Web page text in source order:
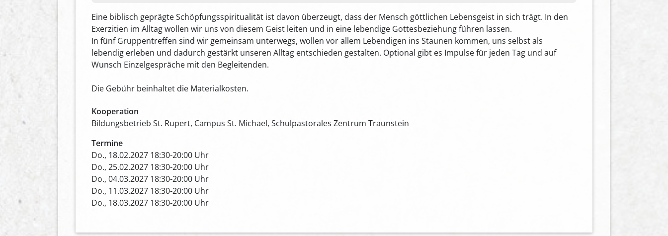
Eine biblisch geprägte Schöpfungsspiritualität ist davon überzeugt, dass der Mensch göttlichen Lebensgeist in sich trägt. In den
Exerzitien im Alltag wollen wir uns von diesem Geist leiten und in eine lebendige Gottesbeziehung führen lassen.
In fünf Gruppentreffen sind wir gemeinsam unterwegs, wollen vor allem Lebendigen ins Staunen kommen, uns selbst als
lebendig erleben und dadurch gestärkt unseren Alltag entschieden gestalten. Optional gibt es Impulse für jeden Tag und auf
Wunsch Einzelgespräche mit den Begleitenden.
Die Gebühr beinhaltet die Materialkosten.
Kooperation
Bildungsbetrieb St. Rupert, Campus St. Michael, Schulpastorales Zentrum Traunstein
Termine
Do., 18.02.2027 18:30-20:00 Uhr
Do., 25.02.2027 18:30-20:00 Uhr
Do., 04.03.2027 18:30-20:00 Uhr
Do., 11.03.2027 18:30-20:00 Uhr
Do., 18.03.2027 18:30-20:00 Uhr